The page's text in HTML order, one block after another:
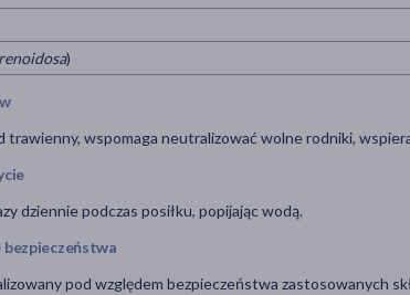
)
trawienny, wspomaga neutralizować wolne rodniki,
dziennie podczas posiłku, popijając wodą.
pod względem bezpieczeństwa zastosowanych